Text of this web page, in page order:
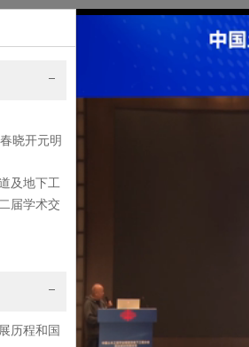
晓开元明
及地下工
届学术交
历程和国